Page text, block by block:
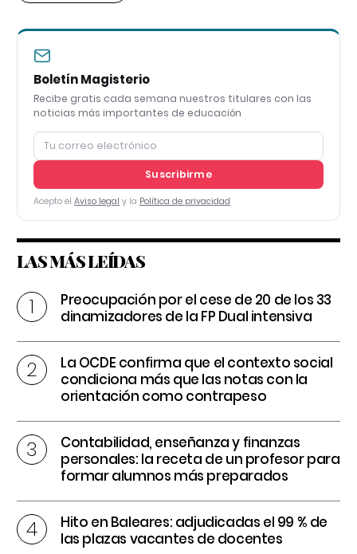
Boletín Magisterio
Recibe gratis cada semana nuestros titulares con las
noticias más importantes de educación
Suscribirme
Acepto el Aviso legal y la Política de privacidad
LAS MÁS LEÍDAS
Preocupación por el cese de 20 de los 33
dinamizadores de la FP Dual intensiva
La OCDE confirma que el contexto social
condiciona más que las notas con la
orientación como contrapeso
Contabilidad, enseñanza y finanzas
personales: la receta de un profesor para
formar alumnos más preparados
Hito en Baleares: adjudicadas el 99 % de
las plazas vacantes de docentes